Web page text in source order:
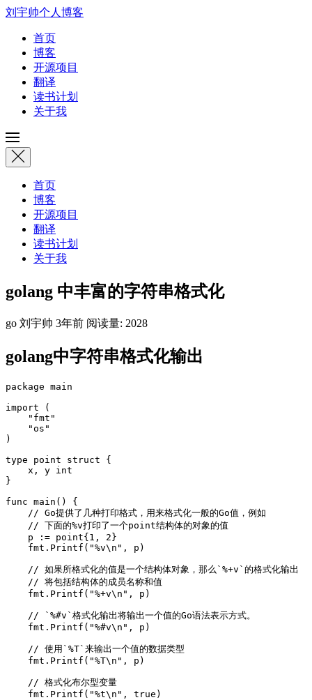
刘宇帅个人博客
首页
博客
开源项目
翻译
读书计划
关于我
首页
博客
开源项目
翻译
读书计划
关于我
golang 中丰富的字符串格式化
go 刘宇帅 3年前 阅读量: 2028
golang中字符串格式化输出
package main
import (
    "fmt"
    "os"
)
type point struct {
    x, y int
}
func main() {
    // Go提供了几种打印格式，用来格式化一般的Go值，例如
    // 下面的%v打印了一个point结构体的对象的值
    p := point{1, 2}
    fmt.Printf("%v\n", p)
    // 如果所格式化的值是一个结构体对象，那么`%+v`的格式化输出
    // 将包括结构体的成员名称和值
    fmt.Printf("%+v\n", p)
    // `%#v`格式化输出将输出一个值的Go语法表示方式。
    fmt.Printf("%#v\n", p)
    // 使用`%T`来输出一个值的数据类型
    fmt.Printf("%T\n", p)
    // 格式化布尔型变量
    fmt.Printf("%t\n", true)